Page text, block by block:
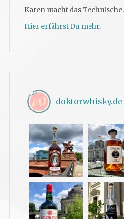
Karen macht das Technische.
Hier erfährst Du mehr.
doktorwhisky.de